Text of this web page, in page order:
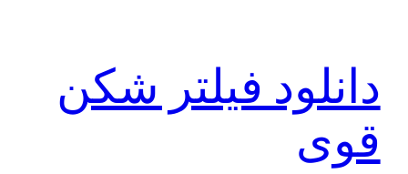
دانلود فیلتر شکن
قوی